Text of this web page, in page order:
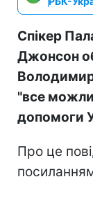
Спікер
Джонсон
"все
допомоги
Про це